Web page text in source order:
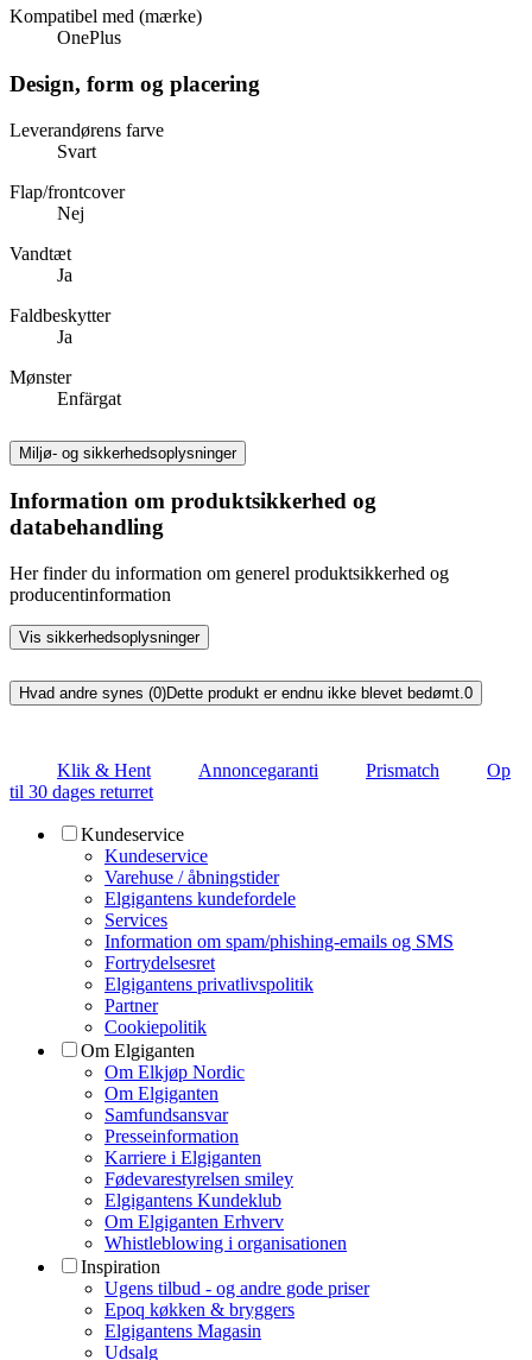
Kompatibel med (mærke)
OnePlus
Design, form og placering
Leverandørens farve
Svart
Flap/frontcover
Nej
Vandtæt
Ja
Faldbeskytter
Ja
Mønster
Enfärgat
Miljø- og sikkerhedsoplysninger
Information om produktsikkerhed og
databehandling
Her finder du information om generel produktsikkerhed og
producentinformation
Vis sikkerhedsoplysninger
Hvad andre synes (0)Dette produkt er endnu ikke blevet bedømt.0
Klik & Hent Annoncegaranti Prismatch
Op
til 30 dages returret
Kundeservice
Kundeservice
Varehuse / åbningstider
Elgigantens kundefordele
Services
Information om spam/phishing-emails og SMS
Fortrydelsesret
Elgigantens privatlivspolitik
Partner
Cookiepolitik
Om Elgiganten
Om Elkjøp Nordic
Om Elgiganten
Samfundsansvar
Presseinformation
Karriere i Elgiganten
Fødevarestyrelsen smiley
Elgigantens Kundeklub
Om Elgiganten Erhverv
Whistleblowing i organisationen
Inspiration
Ugens tilbud - og andre gode priser
Epoq køkken & bryggers
Elgigantens Magasin
Udsalg